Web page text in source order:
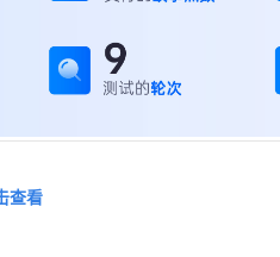
查看